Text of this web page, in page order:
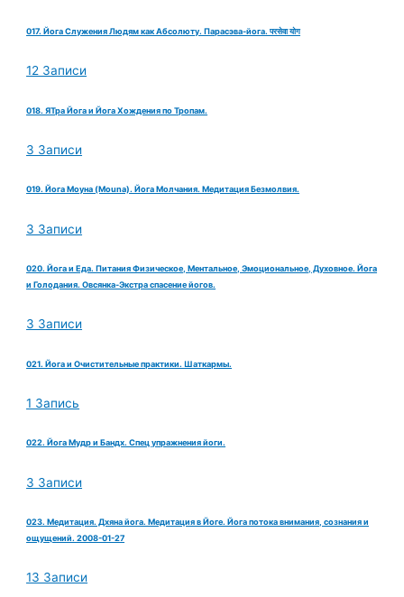
017. Йога Служения Людям как Абсолюту. Парасэва-йога. परसेवा योग
12 Записи
018. ЯТра Йога и Йога Хождения по Тропам.
3 Записи
019. Йога Моуна (Mouna). Йога Молчания. Медитация Безмолвия.
3 Записи
020. Йога и Еда. Питания Физическое, Ментальное, Эмоциональное, Духовное. Йога
и Голодания. Овсянка-Экстра спасение йогов.
3 Записи
021. Йога и Очистительные практики. Шаткармы.
1 Запись
022. Йога Мудр и Бандх. Спец упражнения йоги.
3 Записи
023. Медитация. Дхяна йога. Медитация в Йоге. Йога потока внимания, сознания и
ощущений. 2008-01-27
13 Записи